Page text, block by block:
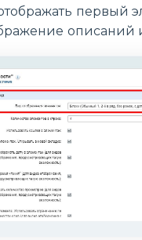
первый
описаний